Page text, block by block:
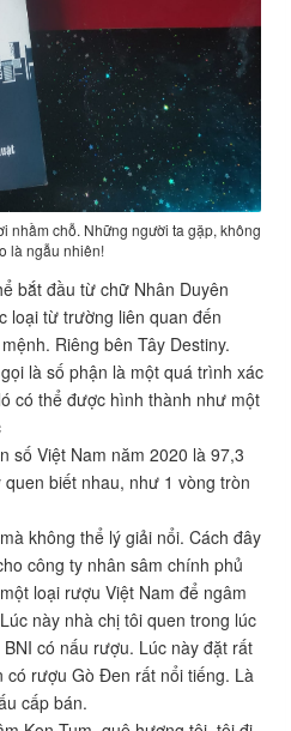
nhầm chỗ. Những người ta gặp, không
là ngẫu nhiên!
bắt đầu từ chữ Nhân Duyên
loại từ trường liên quan đến
Riêng bên Tây Destiny.
là số phận là một quá trình xác
có thể được hình thành như một
số Việt Nam năm 2020 là 97,3
biết nhau, như 1 vòng tròn
không thể lý giải nổi. Cách đây
công ty nhân sâm chính phủ
loại rượu Việt Nam để ngâm
này nhà chị tôi quen trong lúc
có nấu rượu. Lúc này đặt rất
có rượu Gò Đen rất nổi tiếng. Là
cấp bán.